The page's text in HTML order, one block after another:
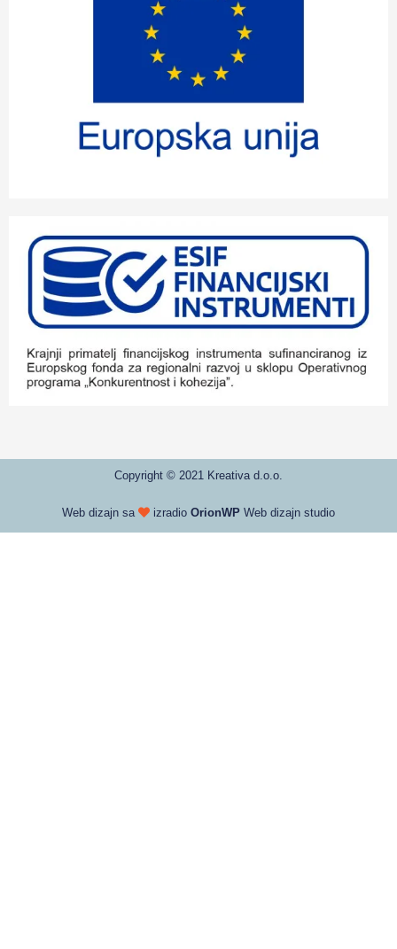
Copyright © 2021 Kreativa d.o.o.
Web dizajn sa izradio OrionWP Web dizajn studio